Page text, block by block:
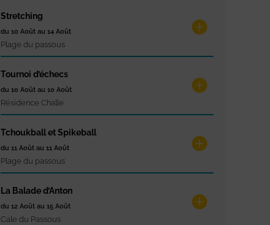
Stretching
du 10 Août au 14 Août
Plage du passous
Tournoi d’échecs
du 10 Août au 10 Août
Résidence Challe
Tchoukball et Spikeball
du 11 Août au 11 Août
Plage du passous
La Balade d’Anton
du 12 Août au 15 Août
Cale du Passous